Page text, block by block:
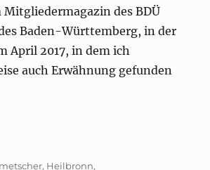
des BDÜ
Baden-Württemberg, in der
April 2017, in dem ich
auch Erwähnung gefunden
, Heilbronn,